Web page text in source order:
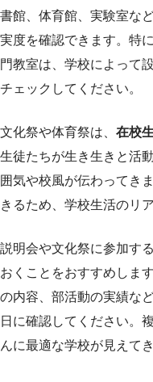
書館、体育館、実験室な
実度を確認できます。特
門教室は、学校によって
チェックしてください。
文化祭や体育祭は、 在校
生徒たちが生き生きと活
囲気や校風が伝わってき
きるため、学校生活のリ
説明会や文化祭に参加する
おくことをおすすめしま
の内容、部活動の実績な
日に確認してください。
んに最適な学校が見えてき